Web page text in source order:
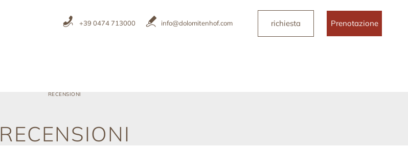
+39 0474 713000 info@dolomitenhof.com richiesta Prenotazione
RECENSIONI
RECENSIONI